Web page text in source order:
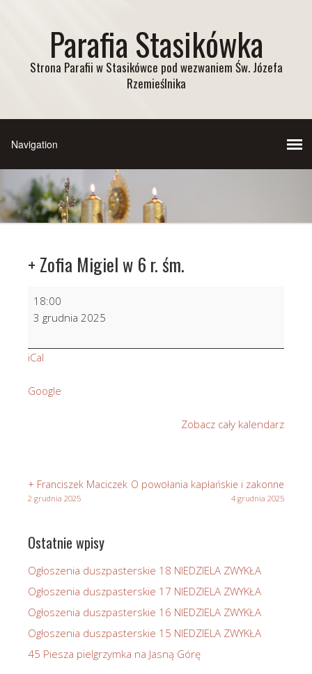
Parafia Stasikówka
Strona Parafii w Stasikówce pod wezwaniem Św. Józefa
Rzemieślnika
+ Zofia Migiel w 6 r. śm.
Zofia
Migiel
6
śm.
18:00
3 grudnia 2025
iCal
Google
Zobacz cały kalendarz
+ Franciszek Maciczek
2 grudnia 2025
O powołania kapłańskie i zakonne
4 grudnia 2025
Ostatnie wpisy
Ogłoszenia duszpasterskie 18 NIEDZIELA ZWYKŁA
Ogłoszenia duszpasterskie 17 NIEDZIELA ZWYKŁA
Ogłoszenia duszpasterskie 16 NIEDZIELA ZWYKŁA
Ogłoszenia duszpasterskie 15 NIEDZIELA ZWYKŁA
45 Piesza pielgrzymka na Jasną Górę